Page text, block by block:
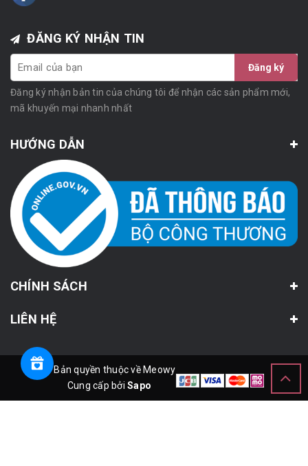
ĐĂNG KÝ NHẬN TIN
Đăng ký
Đăng ký nhận bản tin của chúng tôi để nhận các sản phẩm mới,
mã khuyến mại nhanh nhất
HƯỚNG DẪN
CHÍNH SÁCH
LIÊN HỆ
© Bản quyền thuộc về Meowy
Cung cấp bởiSapo